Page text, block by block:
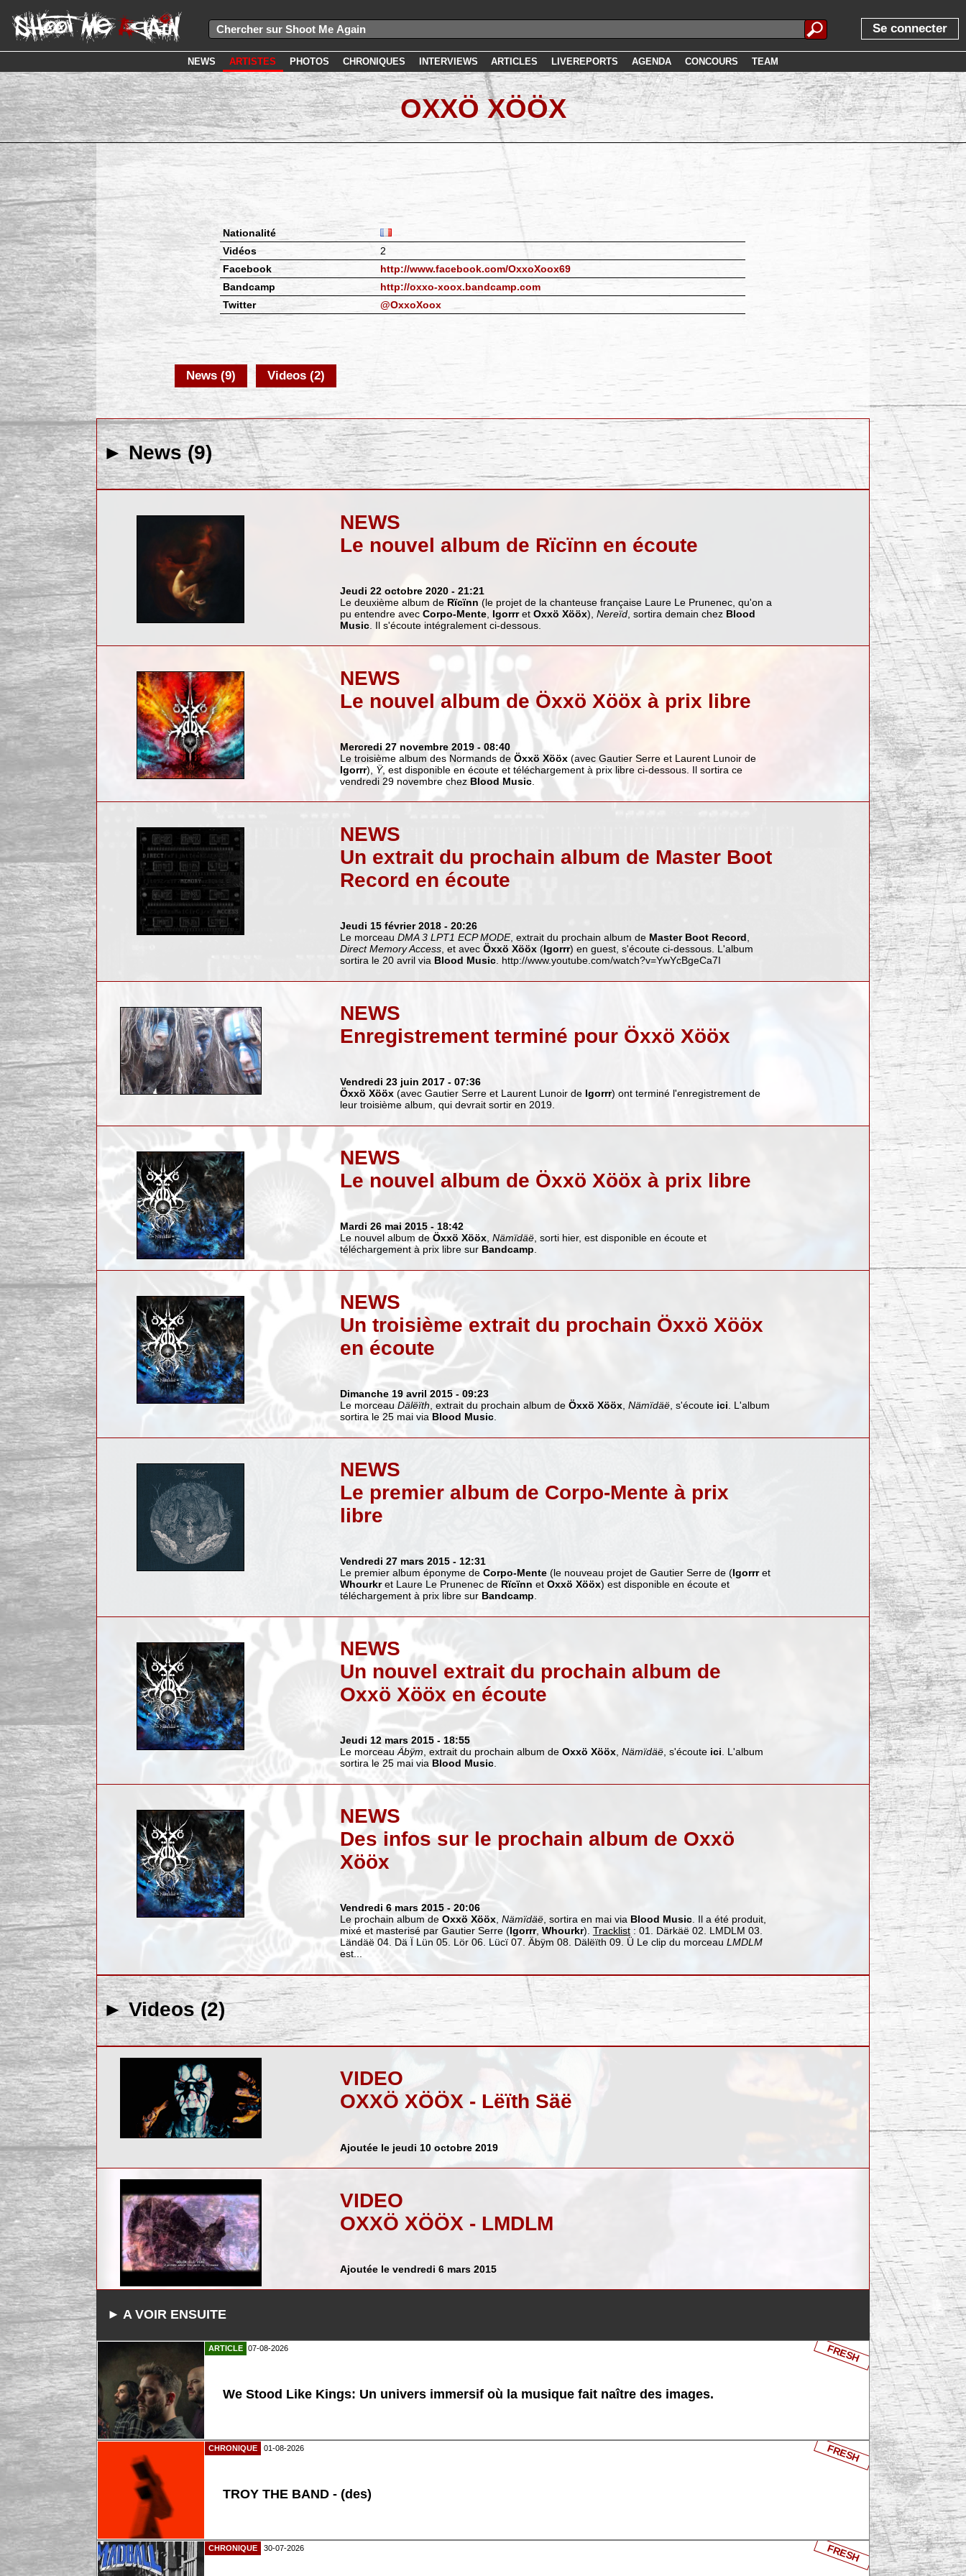
Se connecter
NEWS ARTISTES PHOTOS CHRONIQUES INTERVIEWS ARTICLES LIVEREPORTS AGENDA CONCOURS TEAM
OXXÖ XÖÖX
Nationalité
Vidéos
2
Facebook
http://www.facebook.com/OxxoXoox69
Bandcamp
http://oxxo-xoox.bandcamp.com
Twitter
@OxxoXoox
News (9) Videos (2)
► News (9)
NEWS
Le nouvel album de Rïcïnn en écoute
Jeudi 22 octobre 2020 - 21:21
Le deuxième album de Rïcïnn (le projet de la chanteuse française Laure Le Prunenec, qu'on a
pu entendre avec Corpo-Mente, Igorrret Oxxö Xööx), Nereïd, sortira demain chez Blood
Music. Il s'écoute intégralement ci-dessous.
NEWS
Le nouvel album de Öxxö Xööx à prix libre
Mercredi 27 novembre 2019 - 08:40
Le troisième album des Normands de Öxxö Xööx(avec Gautier Serre et Laurent Lunoir de
Igorrr), Ÿ, est disponible en écoute et téléchargement à prix libre ci-dessous. Il sortira ce
vendredi 29 novembre chezBlood Music.
NEWS
Un extrait du prochain album de Master Boot
Record en écoute
Jeudi 15 février 2018 - 20:26
Le morceau DMA 3 LPT1 ECP MODE, extrait du prochain album de Master Boot Record
Direct Memory Access, et avec Öxxö Xööx(Igorrr) en guest, s'écoute ci-dessous. L'album
sortira le 20 avril via Blood Music. http://www.youtube.com/watch?v=YwYcBgeCa7I
NEWS
Enregistrement terminé pour Öxxö Xööx
Vendredi 23 juin 2017 - 07:36
Öxxö Xööx(avec Gautier Serre et Laurent Lunoir de Igorrr) ont terminé l'enregistrement de
leur troisième album, qui devrait sortir en 2019.
NEWS
Le nouvel album de Öxxö Xööx à prix libre
Mardi 26 mai 2015 - 18:42
Le nouvel album de Öxxö Xööx, Nämïdäë, sorti hier, est disponible en écoute et
téléchargement à prix libre sur Bandcamp
NEWS
Un troisième extrait du prochain Öxxö Xööx
en écoute
Dimanche 19 avril 2015 - 09:23
Le morceau Dälëïth , extrait du prochain album de Öxxö Xööx, Nämïdäë, s'écoute ici . L'album
sortira le 25 mai via Blood Music.
NEWS
Le premier album de Corpo-Mente à prix
libre
Vendredi 27 mars 2015 - 12:31
Le premier album éponyme de Corpo-Mente(le nouveau projet de Gautier Serre de (Igorrret
Whourkret Laure Le Prunenec de Rïcïnn et Oxxö Xööx) est disponible en écoute et
téléchargement à prix libre sur Bandcamp.
NEWS
Un nouvel extrait du prochain album de
Oxxö Xööx en écoute
Jeudi 12 mars 2015 - 18:55
Le morceauÄbÿm, extrait du prochain album de Oxxö Xööx, Nämïdäë, s'écoute ici. L'album
sortira le 25 mai via Blood Music.
NEWS
Des infos sur le prochain album de Oxxö
Xööx
Vendredi 6 mars 2015 - 20:06
Le prochain album de Oxxö Xööx, Nämïdäë, sortira en mai via Blood Music. Il a été produit,
mixé et masterisé par Gautier Serre (Igorrr, Whourkr). Tracklist: 01. Därkäë 02. LMDLM 03.
Ländäë 04. Dä Ï Lün 05. Lör 06. Lücï 07. Äbÿm 08. Dälëïth 09. Ü Le clip du morceau LMDLM
est...
► Videos (2)
VIDEO
OXXÖ XÖÖX - Lëïth Säë
Ajoutée le jeudi 10 octobre 2019
VIDEO
OXXÖ XÖÖX - LMDLM
Ajoutée le vendredi 6 mars 2015
► A VOIR ENSUITE
ARTICLE 07-08-2026
We Stood Like Kings: Un univers immersif où la musique fait naître des images.
FRESH
CHRONIQUE 01-08-2026
TROY THE BAND - (des)
FRESH
CHRONIQUE 30-07-2026 FRESH